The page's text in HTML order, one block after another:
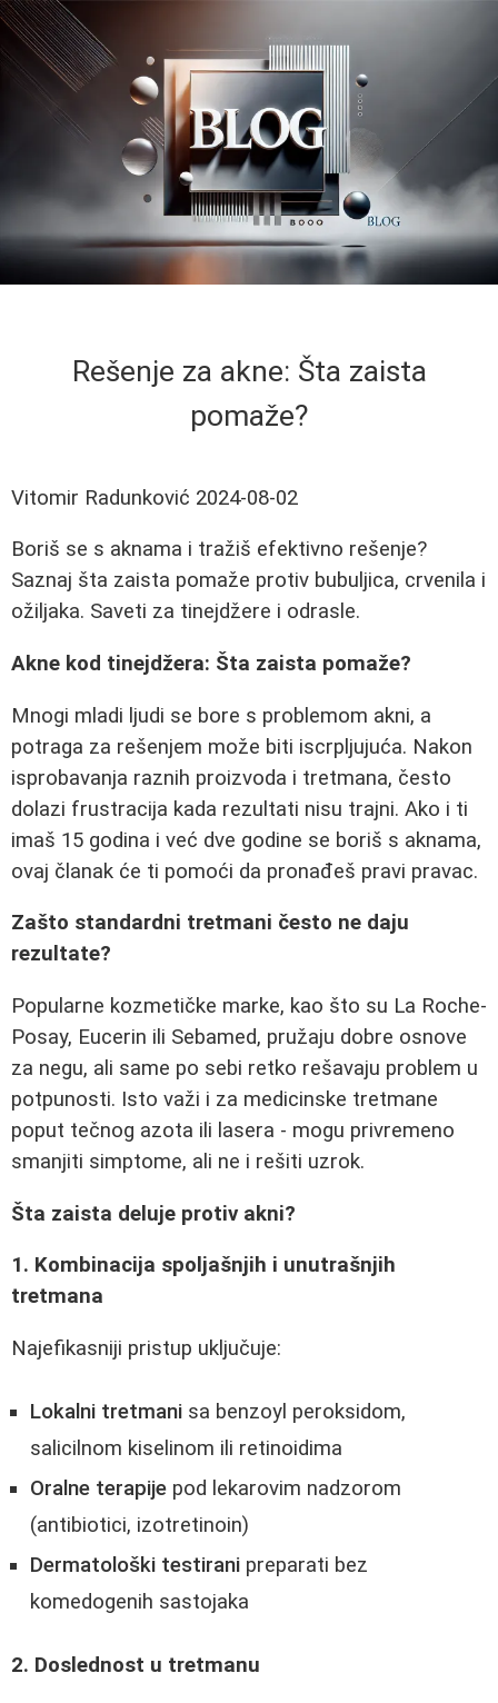
Rešenje za akne: Šta zaista
pomaže?
Vitomir Radunković 2024-08-02
Boriš se s aknama i tražiš efektivno rešenje?
Saznaj šta zaista pomaže protiv bubuljica, crvenila i
ožiljaka. Saveti za tinejdžere i odrasle.
Akne kod tinejdžera: Šta zaista pomaže?
Mnogi mladi ljudi se bore s problemom akni, a
potraga za rešenjem može biti iscrpljujuća. Nakon
isprobavanja raznih proizvoda i tretmana, često
dolazi frustracija kada rezultati nisu trajni. Ako i ti
imaš 15 godina i već dve godine se boriš s aknama,
ovaj članak će ti pomoći da pronađeš pravi pravac.
Zašto standardni tretmani često ne daju
rezultate?
Popularne kozmetičke marke, kao što su La Roche-
Posay, Eucerin ili Sebamed, pružaju dobre osnove
za negu, ali same po sebi retko rešavaju problem u
potpunosti. Isto važi i za medicinske tretmane
poput tečnog azota ili lasera - mogu privremeno
smanjiti simptome, ali ne i rešiti uzrok.
Šta zaista deluje protiv akni?
1. Kombinacija spoljašnjih i unutrašnjih
tretmana
Najefikasniji pristup uključuje:
Lokalni tretmani sa benzoyl peroksidom,
salicilnom kiselinom ili retinoidima
Oralne terapije pod lekarovim nadzorom
(antibiotici, izotretinoin)
Dermatološki testirani preparati bez
komedogenih sastojaka
2. Doslednost u tretmanu